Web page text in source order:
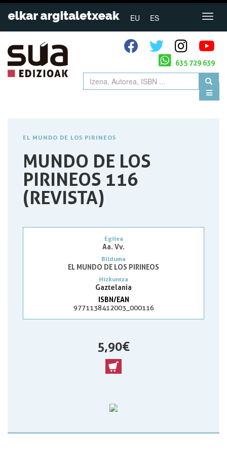
EU ES
635 729 639
EL MUNDO DE LOS PIRINEOS
MUNDO DE LOS
PIRINEOS 116
(REVISTA)
Egilea
Aa. Vv.
Bilduma
EL MUNDO DE LOS PIRINEOS
Hizkuntza
Gaztelania
ISBN/EAN
9771138412003_000116
5,90 €